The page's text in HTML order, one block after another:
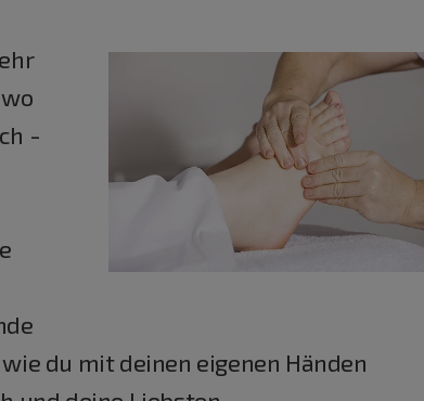
-
du mit deinen eigenen Händen